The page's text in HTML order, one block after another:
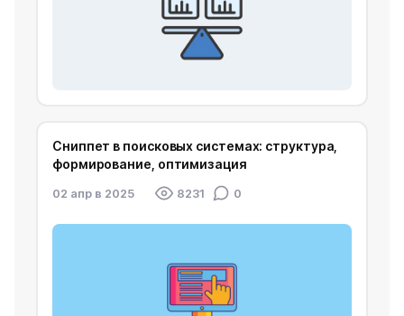
Сниппет в поисковых системах: структура,
формирование, оптимизация
02 апр в 2025 8231 0